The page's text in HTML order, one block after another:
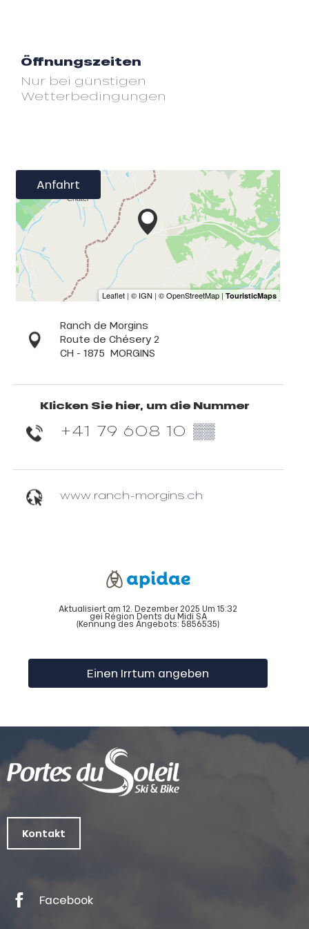
Öffnungszeiten
Nur bei günstigen
Wetterbedingungen
Anfahrt
Ranch de Morgins
Route de Chésery 2
CH - 1875 MORGINS
Klicken Sie hier, um die Nummer
+41 79 608 10 ▒▒
www.ranch-morgins.ch
Aktualisiert am 12. Dezember 2025 Um 15:32
gei Région Dents du Midi SA
(Kennung des Angebots: 5856535)
Einen Irrtum angeben
Kontakt
Facebook